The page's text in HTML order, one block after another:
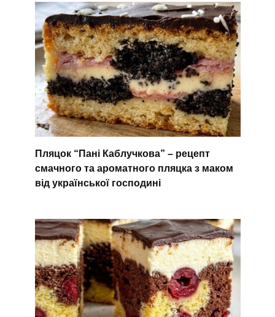
Пляцок “Пані Каблучкова” – рецепт
смачного та ароматного пляцка з маком
від української господині